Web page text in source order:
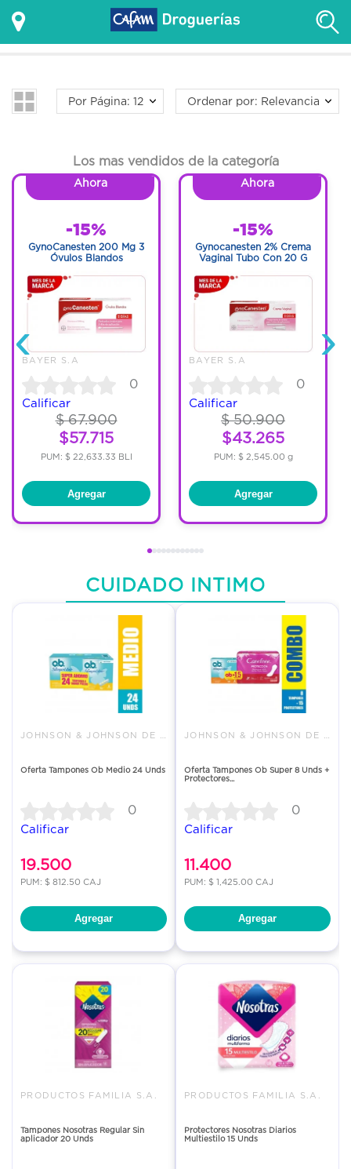
Por Página: 12 Ordenar por: Relevancia
Los mas vendidos de la categoría
‹
Ahora
-15%
GynoCanesten 200 Mg 3
Óvulos Blandos
BAYER S.A
0
Calificar
$ 67.900
$57.715
PUM: $ 22,633.33 BLI
Agregar
Ahora
-15%
Gynocanesten 2% Crema
Vaginal Tubo Con 20 G
BAYER S.A
0
Calificar
$ 50.900
$43.265
PUM: $ 2,545.00 g
Agregar
›
CUIDADO INTIMO
Oferta Tampones Ob Medio 24 Unds
0
Calificar
19.500
PUM: $ 812.50 CAJ
Agregar
Oferta Tampones Ob Super 8 Unds +
Protectores...
0
Calificar
11.400
PUM: $ 1,425.00 CAJ
Agregar
PRODUCTOS FAMILIA S.A.
Tampones Nosotras Regular Sin
aplicador 20 Unds
PRODUCTOS FAMILIA S.A.
Protectores Nosotras Diarios
Multiestilo 15 Unds